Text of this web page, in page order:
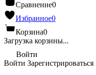
Сравнение0
Избранное0
Корзина0
Загрузка корзины...
Войти
Войти Зарегистрироваться